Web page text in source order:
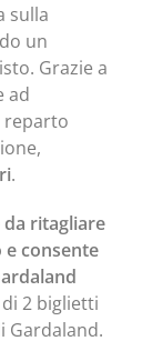
sulla
un
Grazie a
ad
reparto
.
ritagliare
e consente
2 biglietti
Gardaland.